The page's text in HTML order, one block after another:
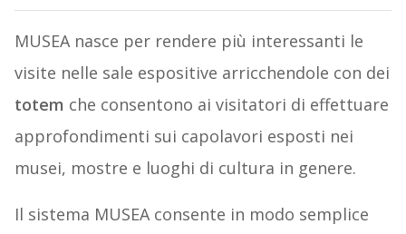
MUSEA nasce per rendere più interessanti le
visite nelle sale espositive arricchendole con dei
totem che consentono ai visitatori di effettuare
approfondimenti sui capolavori esposti nei
musei, mostre e luoghi di cultura in genere.
Il sistema MUSEA consente in modo semplice